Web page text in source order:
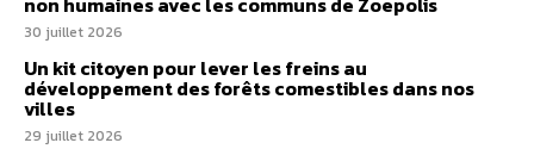
30 juillet 2026
Un kit citoyen pour lever les freins au
développement des forêts comestibles dans nos
villes
29 juillet 2026